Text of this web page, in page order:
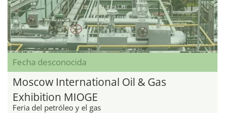
Fecha desconocida
Moscow International Oil & Gas
Exhibition MIOGE
Feria del petróleo y el gas